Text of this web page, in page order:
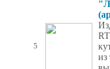
5
из